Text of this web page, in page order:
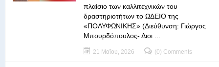
πλαίσιο των καλλιτεχνικών του
δραστηριοτήτων το ΩΔΕΙΟ της
«ΠΟΛΥΦΩΝΙΚΗΣ» (Διεύθυνση: Γιώργος
Μπουρδόπουλος- Διοι ...
21 Μαΐου, 2026 (0) Comments